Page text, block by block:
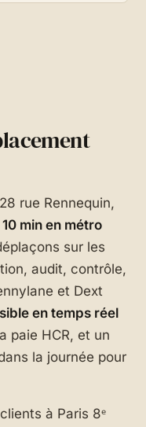
rue Rennequin,
min en métro
sur les
audit, contrôle,
et Dext
en temps réel
paie HCR, et un
la journée pour
à Paris 8ᵉ